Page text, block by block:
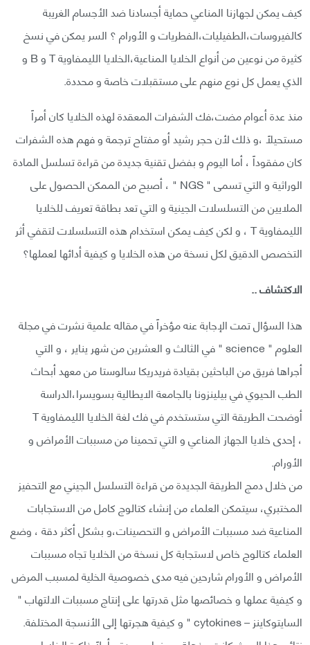
كيف يمكن لجهازنا المناعي حماية أجسادنا ضد الأجسام الغريبة
كالفيروسات،الطفيليات،الفطريات و الأورام ؟ السر يمكن في نسخ
كثيرة من نوعين من أنواع الخلايا المناعية،الخلايا الليمفاوية T و B و
الذي يعمل كل نوع منهم على مستقبلات خاصة و محددة.
منذ عدة أعوام مضت،فك الشفرات المعقدة لهذه الخلايا كان أمراً
مستحيلاً ،و ذلك لأن حجر رشيد أو مفتاح ترجمة و فهم هذه الشفرات
كان مفقوداً ، أما اليوم و بفضل تقنية جديدة من قراءة تسلسل المادة
الوراثية و التي تسمى " NGS " ، أصبح من الممكن الحصول على
الملايين من التسلسلات الجينية و التي تعد بطاقة تعريف للخلايا
الليمفاوية T ، و لكن كيف يمكن استخدام هذه التسلسلات لتقفي أثر
التخصص الدقيق لكل نسخة من هذه الخلايا و كيفية أدائها لعملها؟
الاكتشاف ..
هذا السؤال تمت الإجابة عنه مؤخراً في مقاله علمية نشرت في مجلة
العلوم " science " في الثالث و العشرين من شهر يناير ، و التي
أجراها فريق من الباحثين بقيادة فريدريكا سالوستا من معهد أبحاث
الطب الحيوي في بيلينزونا بالجامعة الايطالية بسويسرا،الدراسة
أوضحت الطريقة التي ستستخدم في فك لغة الخلايا الليمفاوية T
، إحدى خلايا الجهاز المناعي و التي تحمينا من مسببات الأمراض و
الأورام.
من خلال دمج الطريقة الجديدة من قراءة التسلسل الجيني مع التحفيز
المختبري، سيتمكن العلماء من إنشاء كتالوج كامل من الاستجابات
المناعية ضد مسببات الأمراض و التحصينات،و بشكل أكثر دقة ، وضع
العلماء كتالوج خاص لاستجابة كل نسخة من الخلايا تجاه مسببات
الأمراض و الأورام شارحين فيه مدى خصوصية الخلية لمسبب المرض
و كيفية عملها و خصائصها مثل قدرتها على إنتاج مسببات الالتهاب "
السايتوكاينز – cytokines " و كيفية هجرتها إلى الأنسجة المختلفة.